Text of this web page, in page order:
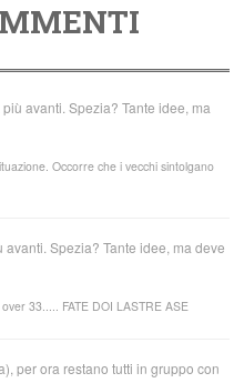
avanti. Spezia? Tante idee, ma
Occorre che i vecchi sintolgano
avanti. Spezia? Tante idee, ma deve
33..... FATE DOI LASTRE ASE
per ora restano tutti in gruppo con